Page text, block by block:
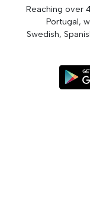
Reaching over
Portugal,
Swedish,